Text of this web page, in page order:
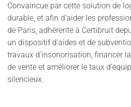
Convaincue par cette solution de
durable, et afin d’aider les
de Paris, adhérente à Certibruit
un dispositif d’aides et de
travaux d’insonorisation, financer
de vente et améliorer le taux
silencieux.